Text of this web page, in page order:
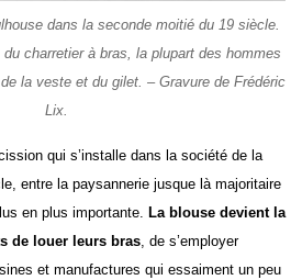
dans la seconde moitié du 19 siècle.
du charretier à bras, la plupart des hommes
la veste et du gilet. – Gravure de Frédéric
Lix.
qui s’installe dans la société de la
entre la paysannerie jusque là majoritaire
en plus importante. La blouse devient la
de louer leurs bras, de s’employer
et manufactures qui essaiment un peu